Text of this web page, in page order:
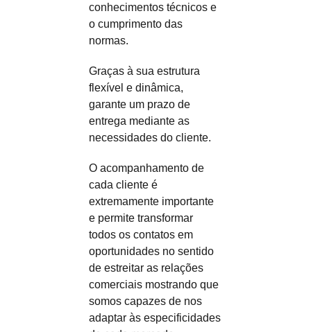
conhecimentos técnicos e
o cumprimento das
normas.
Graças à sua estrutura
flexível e dinâmica,
garante um prazo de
entrega mediante as
necessidades do cliente.
O acompanhamento de
cada cliente é
extremamente importante
e permite transformar
todos os contatos em
oportunidades no sentido
de estreitar as relações
comerciais mostrando que
somos capazes de nos
adaptar às especificidades